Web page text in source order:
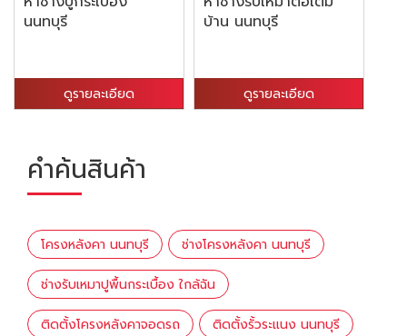
นนทบุรี
ดูรายละเอียด
บ้าน นนทบุรี
ดูรายละเอียด
คำค้นสินค้า
โครงหลังคา นนทบุรี ช่างโครงหลังคา นนทบุรี
ช่างรับเหมาปูพื้นกระเบื้อง ใกล้ฉัน
ติดตั้งโครงหลังคาจอดรถ ติดตั้งรั้วระแนง นนทบุรี